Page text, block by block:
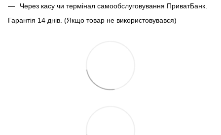
Через касу чи термінал самообслуговування ПриватБанк.
Гарантія 14 днів. (Якщо товар не використовувався)